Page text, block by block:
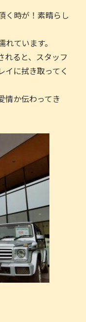
く時が！素晴らし
ています。
れると、スタッフ
イに拭き取ってく
情か伝わってき